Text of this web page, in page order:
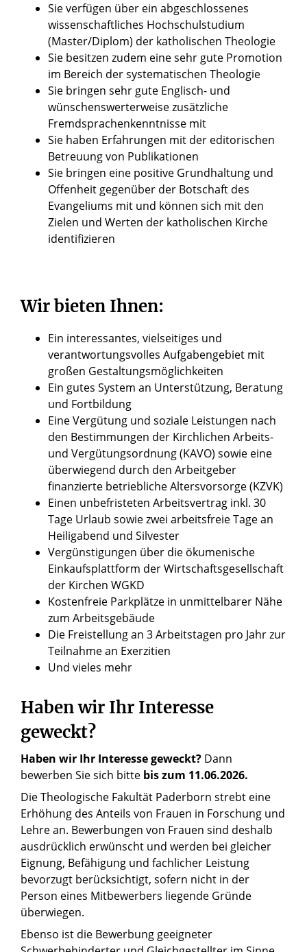
Sie verfügen über ein abgeschlossenes
wissenschaftliches Hochschulstudium
(Master/Diplom) der katholischen Theologie
Sie besitzen zudem eine sehr gute Promotion
im Bereich der systematischen Theologie
Sie bringen sehr gute Englisch- und
wünschenswerterweise zusätzliche
Fremdsprachenkenntnisse mit
Sie haben Erfahrungen mit der editorischen
Betreuung von Publikationen
Sie bringen eine positive Grundhaltung und
Offenheit gegenüber der Botschaft des
Evangeliums mit und können sich mit den
Zielen und Werten der katholischen Kirche
identifizieren
Wir bieten Ihnen:
Ein interessantes, vielseitiges und
verantwortungsvolles Aufgabengebiet mit
großen Gestaltungsmöglichkeiten
Ein gutes System an Unterstützung, Beratung
und Fortbildung
Eine Vergütung und soziale Leistungen nach
den Bestimmungen der Kirchlichen Arbeits-
und Vergütungsordnung (KAVO) sowie eine
überwiegend durch den Arbeitgeber
finanzierte betriebliche Altersvorsorge (KZVK)
Einen unbefristeten Arbeitsvertrag inkl. 30
Tage Urlaub sowie zwei arbeitsfreie Tage an
Heiligabend und Silvester
Vergünstigungen über die ökumenische
Einkaufsplattform der Wirtschaftsgesellschaft
der Kirchen WGKD
Kostenfreie Parkplätze in unmittelbarer Nähe
zum Arbeitsgebäude
Die Freistellung an 3 Arbeitstagen pro Jahr zur
Teilnahme an Exerzitien
Und vieles mehr
Haben wir Ihr Interesse
geweckt?
Haben wir Ihr Interesse geweckt? Dann
bewerben Sie sich bitte bis zum 11.06.2026.
Die Theologische Fakultät Paderborn strebt eine
Erhöhung des Anteils von Frauen in Forschung und
Lehre an. Bewerbungen von Frauen sind deshalb
ausdrücklich erwünscht und werden bei gleicher
Eignung, Befähigung und fachlicher Leistung
bevorzugt berücksichtigt, sofern nicht in der
Person eines Mitbewerbers liegende Gründe
überwiegen.
Ebenso ist die Bewerbung geeigneter